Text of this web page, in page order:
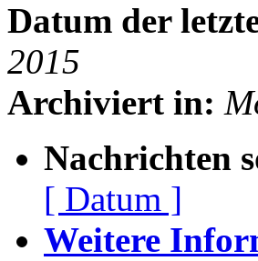
Datum der
2015
Archiviert in:
Nachrichten
[ Datum ]
Weitere